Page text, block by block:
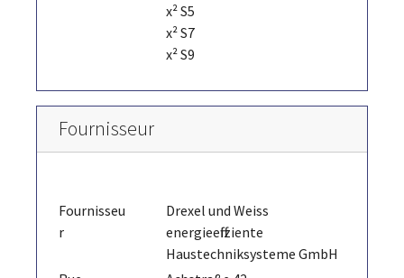
x² S5
x² S7
x² S9
Fournisseur
Fournisseu
r
Drexel und Weiss
energieeffiziente
Haustechniksysteme GmbH